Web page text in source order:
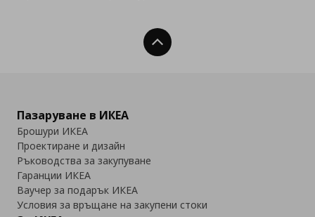
Нагоре
Пазаруване в ИКЕА
Брошури ИКЕА
Проектиране и дизайн
Ръководства за закупуване
Гаранции ИКЕА
Ваучер за подарък ИКЕА
Условия за връщане на закупени стоки